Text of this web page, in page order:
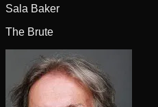
Sala Baker
The Brute